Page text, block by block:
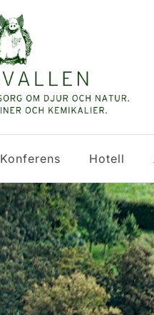
Konferens Hotell